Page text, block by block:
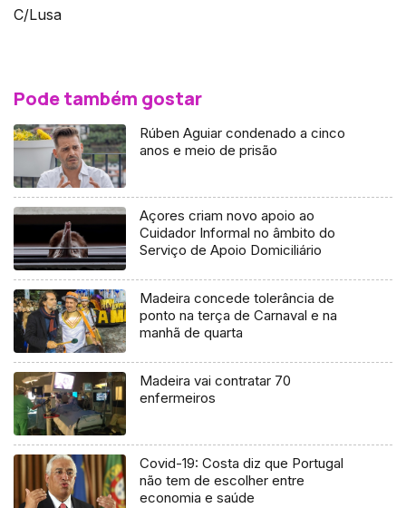
C/Lusa
Pode também gostar
Rúben Aguiar condenado a cinco
anos e meio de prisão
Açores criam novo apoio ao
Cuidador Informal no âmbito do
Serviço de Apoio Domiciliário
Madeira concede tolerância de
ponto na terça de Carnaval e na
manhã de quarta
Madeira vai contratar 70
enfermeiros
Covid-19: Costa diz que Portugal
não tem de escolher entre
economia e saúde